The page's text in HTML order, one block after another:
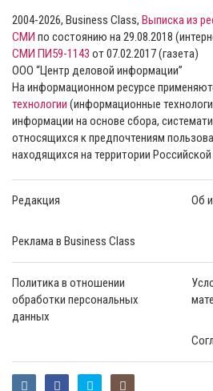
2004-2026, Business Class, Выписка из
СМИ по состоянию на 29.08.2018
СМИ ПИ59-1143 от 07.02.2017 (газета)
ООО “Центр деловой информации”
На информационном ресурсе
технологии (информационные
информации на основе сбора,
относящихся к предпочтениям
находящихся на территории
Редакция Об
Реклама в Business Class
Политика в отношении
обработки персональных
данных